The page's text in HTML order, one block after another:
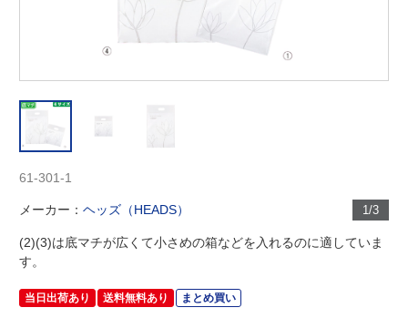
1/3
61-301-1
メーカー：ヘッズ（HEADS）
(2)(3)は底マチが広くて小さめの箱などを入れるのに適していま
す。
当日出荷あり 送料無料あり まとめ買い